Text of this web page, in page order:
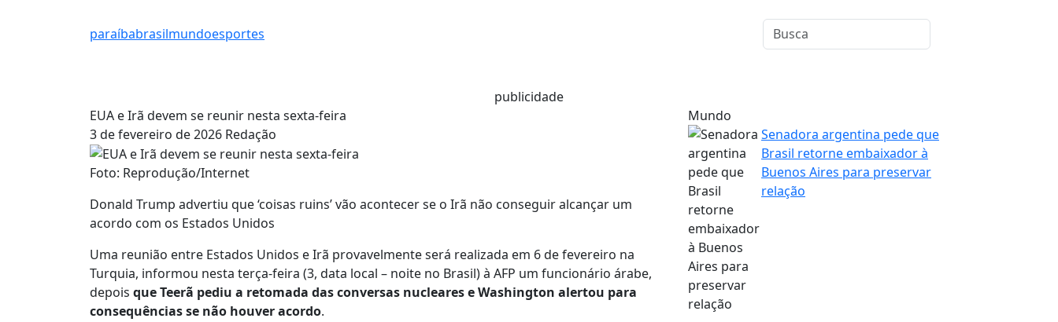
paraíbabrasilmundoesportes
publicidade
EUA e Irã devem se reunir nesta sexta-feira
3 de fevereiro de 2026 Redação
Foto: Reprodução/Internet
Donald Trump advertiu que ‘coisas ruins’ vão acontecer se o Irã não conseguir alcançar um
acordo com os Estados Unidos
Uma reunião entre Estados Unidos e Irã provavelmente será realizada em 6 de fevereiro na
Turquia, informou nesta terça-feira (3, data local – noite no Brasil) à AFP um funcionário árabe,
depois que Teerã pediu a retomada das conversas nucleares e Washington alertou para
consequências se não houver acordo.
Mundo
Senadora argentina pede que
Brasil retorne embaixador à
Buenos Aires para preservar
relação